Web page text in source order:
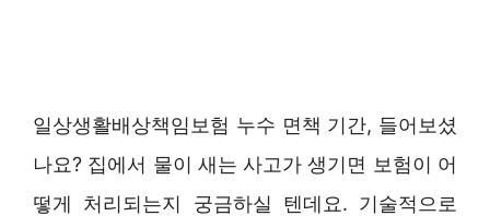
일상생활배상책임보험 누수 면책 기간, 들어보셨
나요? 집에서 물이 새는 사고가 생기면 보험이 어
떻게 처리되는지 궁금하실 텐데요. 기술적으로